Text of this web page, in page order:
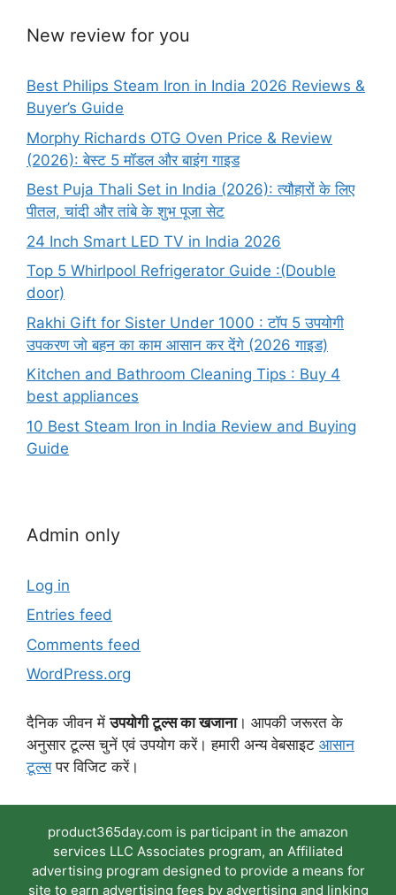
New review for you
Best Philips Steam Iron in India 2026 Reviews &
Buyer’s Guide
Morphy Richards OTG Oven Price & Review
(2026): बेस्ट 5 मॉडल और बाइंग गाइड
Best Puja Thali Set in India (2026): त्यौहारों के लिए
पीतल, चांदी और तांबे के शुभ पूजा सेट
24 Inch Smart LED TV in India 2026
Top 5 Whirlpool Refrigerator Guide :(Double
door)
Rakhi Gift for Sister Under 1000 : टॉप 5 उपयोगी
उपकरण जो बहन का काम आसान कर देंगे (2026 गाइड)
Kitchen and Bathroom Cleaning Tips : Buy 4
best appliances
10 Best Steam Iron in India Review and Buying
Guide
Admin only
Log in
Entries feed
Comments feed
WordPress.org
दैनिक जीवन मेंउपयोगी टूल्स का खजाना। आपकी जरूरत के
अनुसार टूल्स चुनें एवं उपयोग करें। हमारी अन्य वेबसाइट आसान
टूल्सपर विजिट करें।
product365day.com is participant in the amazon
services LLC Associates program, an Affiliated
advertising program designed to provide a means for
site to earn advertising fees by advertising and linking